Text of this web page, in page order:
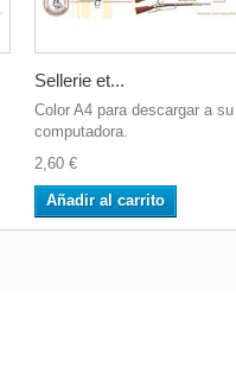
Sellerie et...
Color A4 para descargar a su
computadora.
2,60 €
Añadir al carrito